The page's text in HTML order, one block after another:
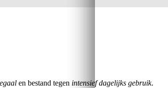
en bestand tegen intensief dagelijks gebruik.